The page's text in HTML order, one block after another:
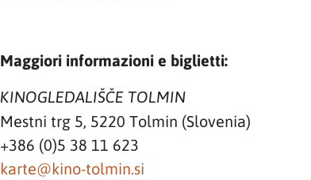
Maggiori informazioni e biglietti:
KINOGLEDALIŠČE TOLMIN
Mestni trg 5, 5220 Tolmin (Slovenia)
+386 (0)5 38 11 623
karte@kino-tolmin.si